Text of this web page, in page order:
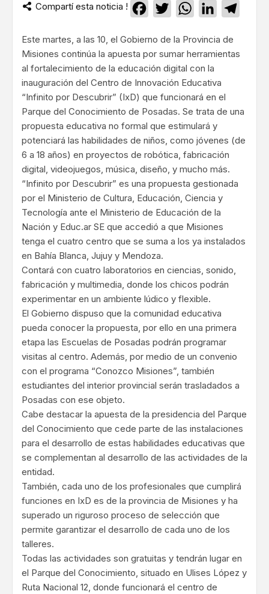
Compartí esta noticia ! Facebook
TwitterWhatsApp
LinkedIn
Este martes, a las 10, el Gobierno de la Provincia de
Misiones continúa la apuesta por sumar herramientas
al fortalecimiento de la educación digital con la
inauguración del Centro de Innovación Educativa
“Infinito por Descubrir” (IxD) que funcionará en el
Parque del Conocimiento de Posadas. Se trata de una
propuesta educativa no formal que estimulará y
potenciará las habilidades de niños, como jóvenes (de
6 a 18 años) en proyectos de robótica, fabricación
digital, videojuegos, música, diseño, y mucho más.
“Infinito por Descubrir” es una propuesta gestionada
por el Ministerio de Cultura, Educación, Ciencia y
Tecnología ante el Ministerio de Educación de la
Nación y Educ.ar SE que accedió a que Misiones
tenga el cuatro centro que se suma a los ya instalados
en Bahía Blanca, Jujuy y Mendoza.
Contará con cuatro laboratorios en ciencias, sonido,
fabricación y multimedia, donde los chicos podrán
experimentar en un ambiente lúdico y flexible.
El Gobierno dispuso que la comunidad educativa
pueda conocer la propuesta, por ello en una primera
etapa las Escuelas de Posadas podrán programar
visitas al centro. Además, por medio de un convenio
con el programa “Conozco Misiones”, también
estudiantes del interior provincial serán trasladados a
Posadas con ese objeto.
Cabe destacar la apuesta de la presidencia del Parque
del Conocimiento que cede parte de las instalaciones
para el desarrollo de estas habilidades educativas que
se complementan al desarrollo de las actividades de la
entidad.
También, cada uno de los profesionales que cumplirá
funciones en IxD es de la provincia de Misiones y ha
superado un riguroso proceso de selección que
permite garantizar el desarrollo de cada uno de los
talleres.
Todas las actividades son gratuitas y tendrán lugar en
el Parque del Conocimiento, situado en Ulises López y
Ruta Nacional 12, donde funcionará el centro de